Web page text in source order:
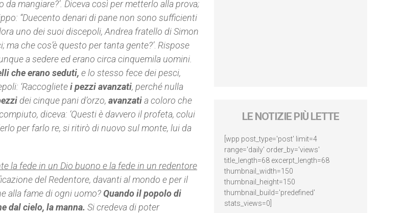
mangiare?’. Diceva così per metterlo alla prova;
“Duecento denari di pane non sono sufficienti
uno dei suoi discepoli, Andrea fratello di Simon
ma che cos’è questo per tanta gente?’. Rispose
a sedere ed erano circa cinquemila uomini.
che erano seduti, e lo stesso fece dei pesci,
‘Raccoglietei pezziavanzati, perché nulla
dei cinque pani d’orzo, avanzatia coloro che
diceva: ‘Questi è davvero il profeta, colui
per farlo re, si ritirò di nuovo sul monte, lui da
la fede in un Dio buono e la fede in un redentore
del Redentore, davanti al mondo e per il
alla fame di ogni uomo?Quando il popolo di
dal cielo, la manna. Si credeva di poter
LE NOTIZIE PIÙ LETTE
[wpp post_type='post' limit=4
range='daily' order_by='views'
title_length=68 excerpt_length=68
thumbnail_width=150
thumbnail_height=150
thumbnail_build='predefined'
stats_views=0]